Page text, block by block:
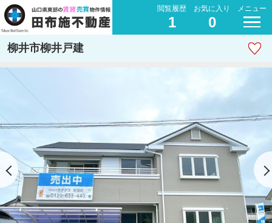
閲覧履歴
1
お気に入り
0
メニュー
柳井市柳井戸建